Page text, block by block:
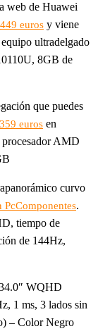
web de Huawei
449 euros y viene
ultradelgado
8GB de
que puedes
359 euros en
procesador AMD
curvo
PcComponentes.
tiempo de
de 144Hz,
WQHD
1 ms, 3 lados sin
– Color Negro